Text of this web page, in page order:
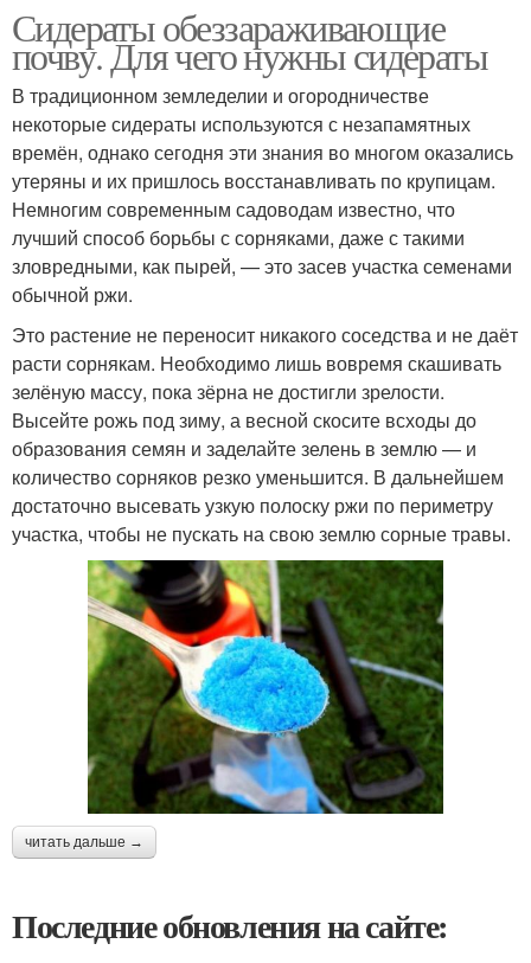
Сидераты обеззараживающие
почву. Для чего нужны сидераты
В традиционном земледелии и огородничестве
некоторые сидераты используются с незапамятных
времён, однако сегодня эти знания во многом оказались
утеряны и их пришлось восстанавливать по крупицам.
Немногим современным садоводам известно, что
лучший способ борьбы с сорняками, даже с такими
зловредными, как пырей, — это засев участка семенами
обычной ржи.
Это растение не переносит никакого соседства и не даёт
расти сорнякам. Необходимо лишь вовремя скашивать
зелёную массу, пока зёрна не достигли зрелости.
Высейте рожь под зиму, а весной скосите всходы до
образования семян и заделайте зелень в землю — и
количество сорняков резко уменьшится. В дальнейшем
достаточно высевать узкую полоску ржи по периметру
участка, чтобы не пускать на свою землю сорные травы.
читать дальше →
Последние обновления на сайте: